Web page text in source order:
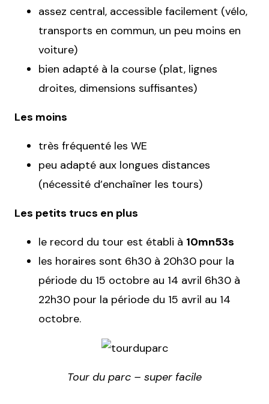
assez central, accessible facilement (vélo,
transports en commun, un peu moins en
voiture)
bien adapté à la course (plat, lignes
droites, dimensions suffisantes)
Les moins
très fréquenté les WE
peu adapté aux longues distances
(nécessité d’enchaîner les tours)
Les petits trucs en plus
le record du tour est établi à 10mn53s
les horaires sont 6h30 à 20h30 pour la
période du 15 octobre au 14 avril 6h30 à
22h30 pour la période du 15 avril au 14
octobre.
Tour du parc – super facile